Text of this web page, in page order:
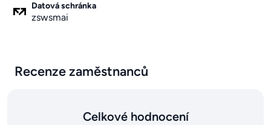
Datová schránka
zswsmai
Recenze zaměstnanců
Celkové hodnocení